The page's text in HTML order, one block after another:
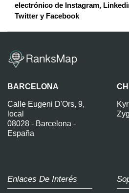
electrónico de Instagram,
Twitter y Facebook
BARCELONA
Calle Eugeni D'Ors, 9,
local
08028 - Barcelona -
España
Enlaces De Interés